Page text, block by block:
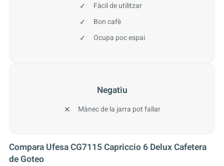
Fàcil de utilitzar
Bon cafè
Ocupa poc espai
Negatiu
Mànec de la jarra pot fallar
Compara Ufesa CG7115 Capriccio 6 Delux Cafetera
de Goteo